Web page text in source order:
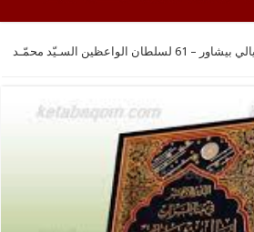
ليالي بيشاور – 61 لسلطان الواعظين السـيّد محمّـد